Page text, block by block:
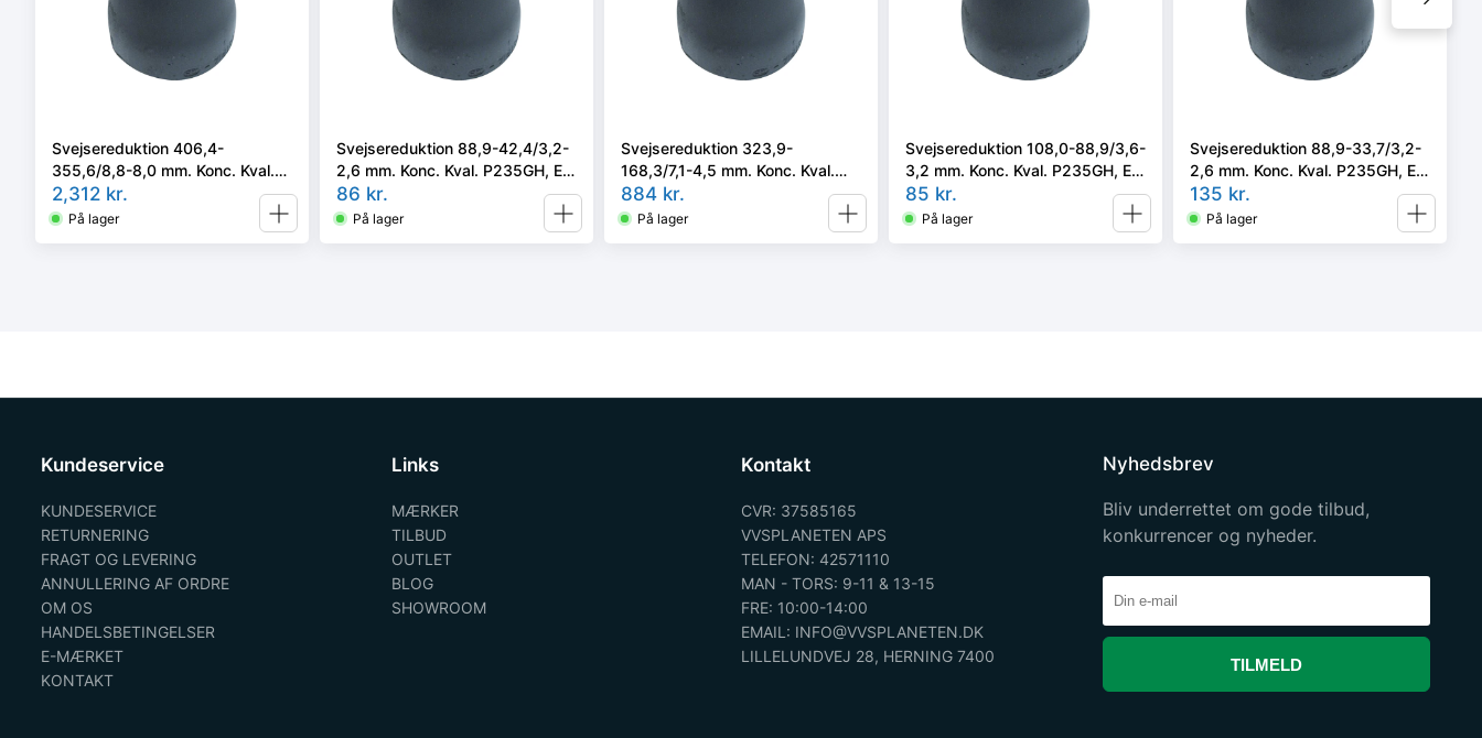
Svejsereduktion 406,4-
355,6/8,8-8,0 mm. Konc. Kval.
P235GH, EN 10253-2/rk2 type B
2,312 kr.
På lager
Svejsereduktion 88,9-42,4/3,2-
2,6 mm. Konc. Kval. P235GH, EN
10253-2/rk2 type B
86 kr.
På lager
Svejsereduktion 323,9-
168,3/7,1-4,5 mm. Konc. Kval.
P235GH, EN 10253-2/rk2 type B
884 kr.
På lager
Svejsereduktion 108,0-88,9/3,6-
3,2 mm. Konc. Kval. P235GH, EN
10253-2/rk2 type B
85 kr.
På lager
Svejsereduktion 88,9-33,7/3,2-
2,6 mm. Konc. Kval. P235GH, EN
10253-2/rk2 type B
135 kr.
På lager
Kundeservice
KUNDESERVICE
RETURNERING
FRAGT OG LEVERING
ANNULLERING AF ORDRE
OM OS
HANDELSBETINGELSER
E-MÆRKET
KONTAKT
Links
MÆRKER
TILBUD
OUTLET
BLOG
SHOWROOM
Kontakt
CVR: 37585165
VVSPLANETEN APS
TELEFON: 42571110
MAN - TORS: 9-11 & 13-15
FRE: 10:00-14:00
EMAIL: INFO@VVSPLANETEN.DK
LILLELUNDVEJ 28, HERNING 7400
Nyhedsbrev
Bliv underrettet om gode tilbud,
konkurrencer og nyheder.
TILMELD